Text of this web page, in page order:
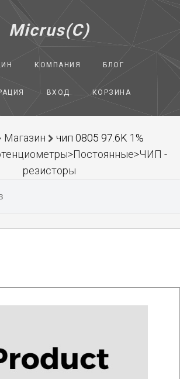
Micrus(C)
КОМПАНИЯ БЛОГ
ВХОД КОРЗИНА
Магазин
чип 0805 97.6K 1%
-
резисторы